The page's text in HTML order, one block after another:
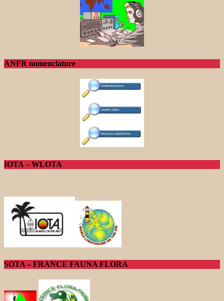
ANFR nomenclature
IOTA – WLOTA
SOTA – FRANCE FAUNA FLORA